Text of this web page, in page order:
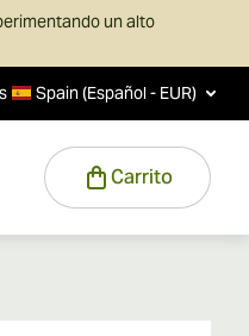
un alto
Spain (Español - EUR)
Carrito